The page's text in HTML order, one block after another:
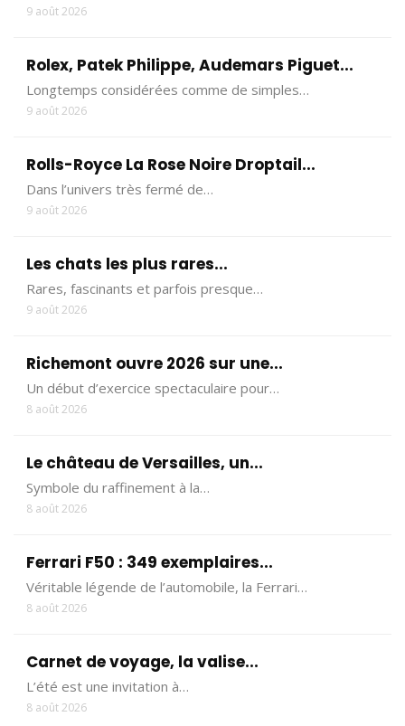
9 août 2026
Rolex, Patek Philippe, Audemars Piguet...
Longtemps considérées comme de simples…
9 août 2026
Rolls-Royce La Rose Noire Droptail...
Dans l’univers très fermé de…
9 août 2026
Les chats les plus rares...
Rares, fascinants et parfois presque…
9 août 2026
Richemont ouvre 2026 sur une...
Un début d’exercice spectaculaire pour…
8 août 2026
Le château de Versailles, un...
Symbole du raffinement à la…
8 août 2026
Ferrari F50 : 349 exemplaires...
Véritable légende de l’automobile, la Ferrari…
8 août 2026
Carnet de voyage, la valise...
L’été est une invitation à…
8 août 2026